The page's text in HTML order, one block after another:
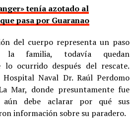
tenía azotado al
pasa por Guaranao
del cuerpo representa un paso
la familia, todavía quedan
lo ocurrido después del rescate.
Naval Dr. Raúl Perdomo
Mar, donde presuntamente fue
aún debe aclarar por qué sus
información sobre su paradero.